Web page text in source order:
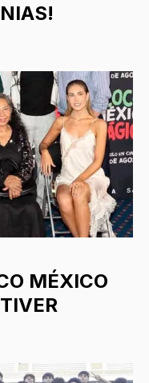
MÉXICO